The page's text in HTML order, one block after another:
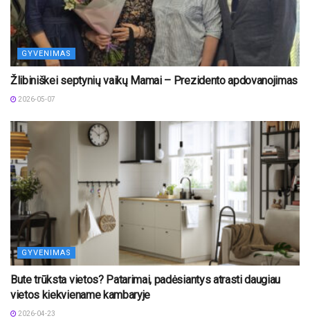
GYVENIMAS
Žlibiniškei septynių vaikų Mamai – Prezidento apdovanojimas
2026-05-07
GYVENIMAS
Bute trūksta vietos? Patarimai, padėsiantys atrasti daugiau
vietos kiekviename kambaryje
2026-04-23